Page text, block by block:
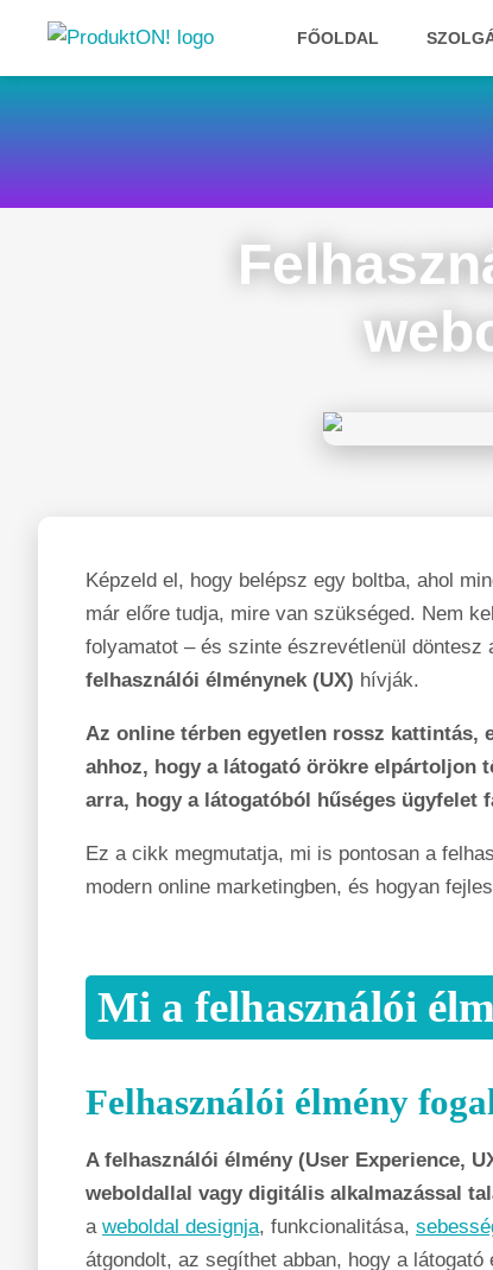
FŐOLDAL
Képzeld el, hogy belépsz egy boltba, ahol
már előre tudja, mire van szükséged. Nem
folyamatot – és szinte észrevétlenül
felhasználói élménynek (UX) hívják.
Az online térben egyetlen rossz kattintás,
ahhoz, hogy a látogató örökre elpártoljon
arra, hogy a látogatóból hűséges ügyfelet
Ez a cikk megmutatja, mi is pontosan a
modern online marketingben, és hogyan
Mi a felhasználói
Felhasználói élmény
A felhasználói élmény (User Experience,
weboldallal vagy digitális alkalmazással
a weboldal designja, funkcionalitása,
átgondolt, az segíthet abban, hogy a